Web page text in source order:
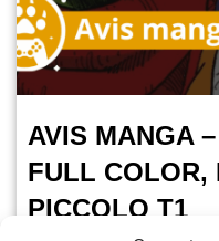
AVIS MANGA
FULL COLOR,
PICCOLO T1